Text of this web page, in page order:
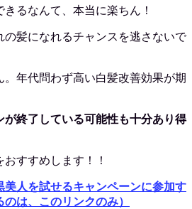
きるなんて、本当に楽ちん！
の髪になれるチャンスを逃さないで
。年代問わず高い白髪改善効果が期
が終了している可能性も十分あり得
すすめします！！
人を試せるキャンペーンに参加す
は、このリンクのみ）